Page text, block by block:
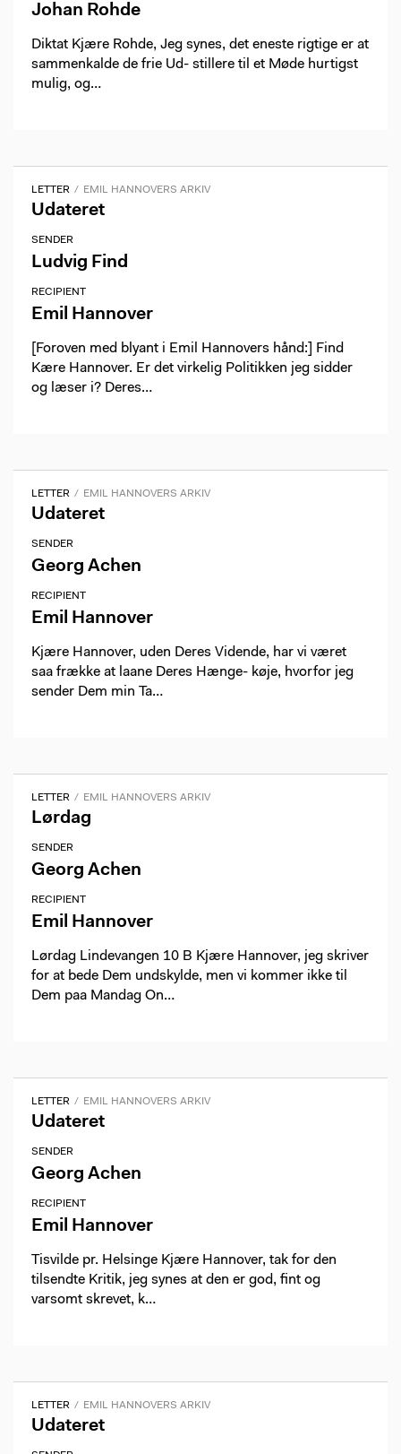
Johan Rohde
Diktat Kjære Rohde, Jeg synes, det eneste rigtige er at
sammenkalde de frie Ud- stillere til et Møde hurtigst
mulig, og…
LETTER EMIL HANNOVERS ARKIV
Udateret
SENDER
Ludvig Find
RECIPIENT
Emil Hannover
[Foroven med blyant i Emil Hannovers hånd:] Find
Kære Hannover. Er det virkelig Politikken jeg sidder
og læser i? Deres…
LETTER EMIL HANNOVERS ARKIV
Udateret
SENDER
Georg Achen
RECIPIENT
Emil Hannover
Kjære Hannover, uden Deres Vidende, har vi været
saa frække at laane Deres Hænge- køje, hvorfor jeg
sender Dem min Ta…
LETTER EMIL HANNOVERS ARKIV
Lørdag
SENDER
Georg Achen
RECIPIENT
Emil Hannover
Lørdag Lindevangen 10 B Kjære Hannover, jeg skriver
for at bede Dem undskylde, men vi kommer ikke til
Dem paa Mandag On…
LETTER EMIL HANNOVERS ARKIV
Udateret
SENDER
Georg Achen
RECIPIENT
Emil Hannover
Tisvilde pr. Helsinge Kjære Hannover, tak for den
tilsendte Kritik, jeg synes at den er god, fint og
varsomt skrevet, k…
LETTER EMIL HANNOVERS ARKIV
Udateret